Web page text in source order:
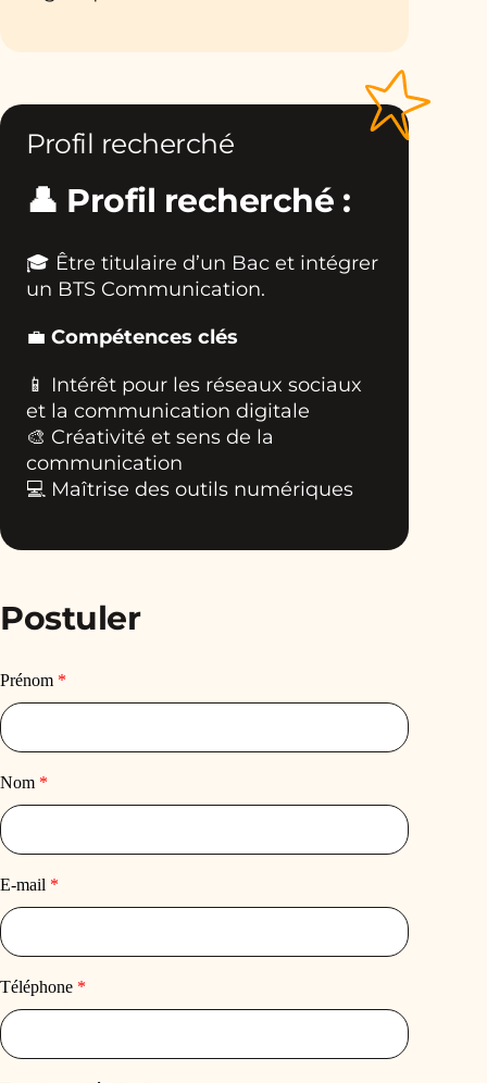
Profil recherché
👤 Profil recherché :
🎓 Être titulaire d’un Bac et intégrer
un BTS Communication.
💼 Compétences clés
📱 Intérêt pour les réseaux sociaux
et la communication digitale
🎨 Créativité et sens de la
communication
💻 Maîtrise des outils numériques
Postuler